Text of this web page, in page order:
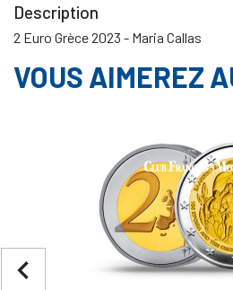
Description
2 Euro Grèce 2023 - Maria Callas
VOUS AIMEREZ
navigate_before